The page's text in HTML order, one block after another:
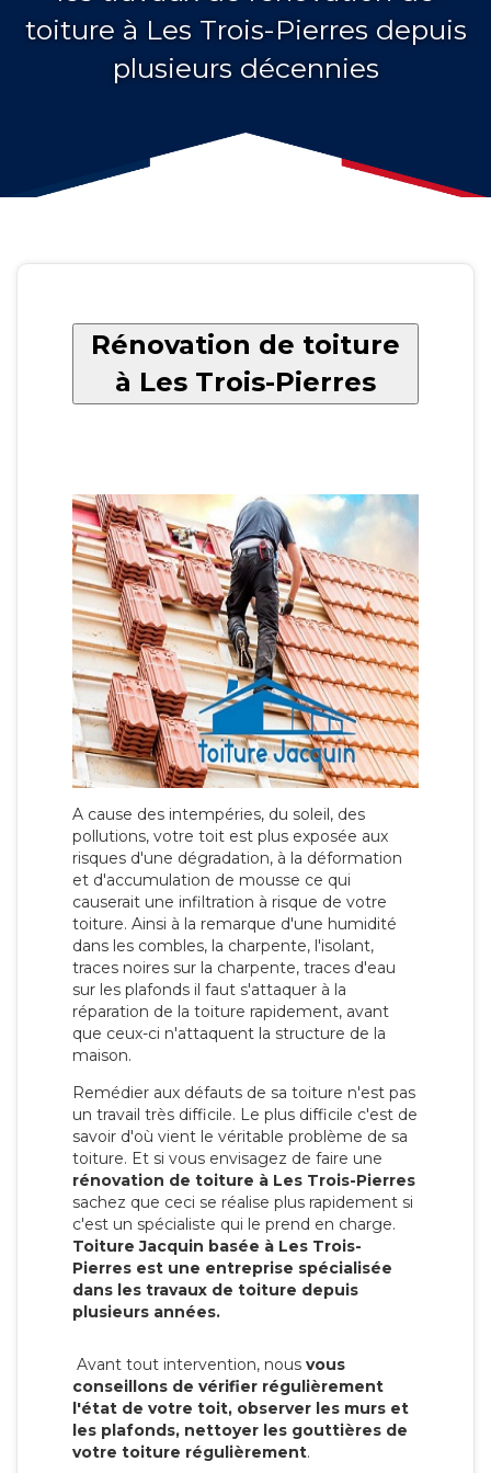
toiture à Les Trois-Pierres depuis
plusieurs décennies
Rénovation de toiture
à Les Trois-Pierres
A cause des intempéries, du soleil, des
pollutions, votre toit est plus exposée aux
risques d'une dégradation, à la déformation
et d'accumulation de mousse ce qui
causerait une infiltration à risque de votre
toiture. Ainsi à la remarque d'une humidité
dans les combles, la charpente, l'isolant,
traces noires sur la charpente, traces d'eau
sur les plafonds il faut s'attaquer à la
réparation de la toiture rapidement, avant
que ceux-ci n'attaquent la structure de la
maison.
Remédier aux défauts de sa toiture n'est pas
un travail très difficile. Le plus difficile c'est de
savoir d'où vient le véritable problème de sa
toiture. Et si vous envisagez de faire une
rénovation de toiture à Les Trois-Pierres
sachez que ceci se réalise plus rapidement si
c'est un spécialiste qui le prend en charge.
Toiture Jacquin basée à Les Trois-
Pierres est une entreprise spécialisée
dans les travaux de toiture depuis
plusieurs années.
Avant tout intervention, nous vous
conseillons de vérifier régulièrement
l'état de votre toit, observer les murs et
les plafonds, nettoyer les gouttières de
votre toiture régulièrement.